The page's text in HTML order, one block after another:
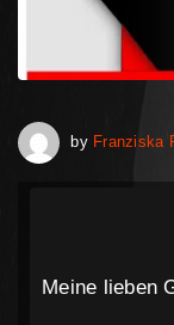
by Franziska
Meine lieben